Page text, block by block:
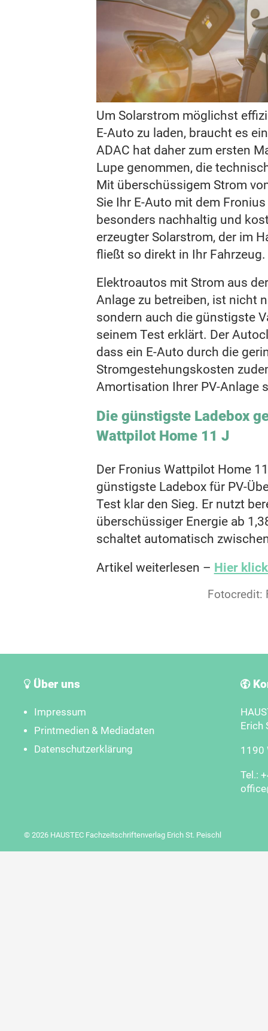
Um Solarstrom möglichst
E-Auto zu laden, braucht es
ADAC hat daher zum ersten
Lupe genommen, die
Mit überschüssigem Strom
Sie Ihr E-Auto mit dem
besonders nachhaltig und
erzeugter Solarstrom, der im
fließt so direkt in Ihr Fahrzeug.
Elektroautos mit Strom aus
Anlage zu betreiben, ist nicht
sondern auch die günstigste
seinem Test erklärt. Der
dass ein E-Auto durch die
Stromgestehungskosten
Amortisation Ihrer PV-Anlage
Die günstigste Ladebox
Wattpilot Home 11 J
Der Fronius Wattpilot Home
günstigste Ladebox für PV-
Test klar den Sieg. Er nutzt
überschüssiger Energie ab
schaltet automatisch
Artikel weiterlesen – Hier
Fotocredit:
Über uns
Impressum
Printmedien & Mediadaten
Datenschutzerklärung
Erich
1190
Tel.:
© 2026 HAUSTEC Fachzeitschriftenverlag Erich St. Peischl